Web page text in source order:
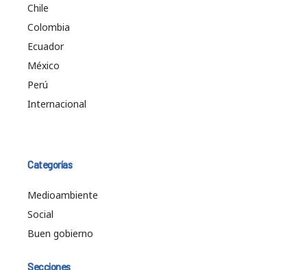
Chile
Colombia
Ecuador
México
Perú
Internacional
Categorías
Medioambiente
Social
Buen gobierno
Secciones